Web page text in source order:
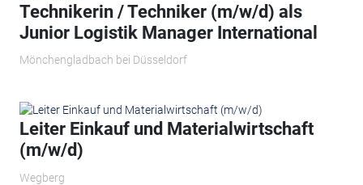
Technikerin / Techniker (m/w/d) als
Junior Logistik Manager International
Mönchengladbach bei Düsseldorf
Leiter Einkauf und Materialwirtschaft
(m/w/d)
Wegberg